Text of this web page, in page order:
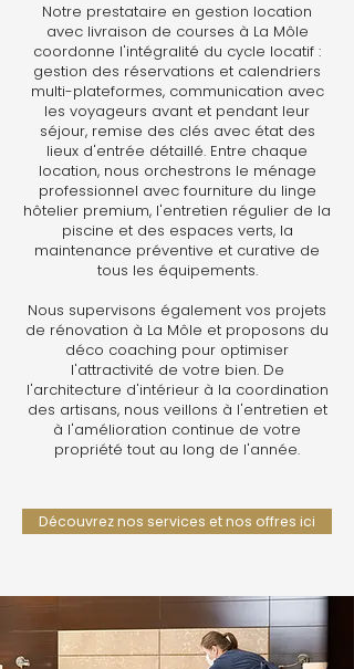
Notre prestataire en gestion location
avec livraison de courses à La Môle
coordonne l'intégralité du cycle locatif :
gestion des réservations et calendriers
multi-plateformes, communication avec
les voyageurs avant et pendant leur
séjour, remise des clés avec état des
lieux d'entrée détaillé. Entre chaque
location, nous orchestrons le ménage
professionnel avec fourniture du linge
hôtelier premium, l'entretien régulier de la
piscine et des espaces verts, la
maintenance préventive et curative de
tous les équipements.
Nous supervisons également vos projets
de rénovation à La Môle et proposons du
déco coaching pour optimiser
l'attractivité de votre bien. De
l'architecture d'intérieur à la coordination
des artisans, nous veillons à l'entretien et
à l'amélioration continue de votre
propriété tout au long de l'année.
Découvrez nos services et nos offres ici